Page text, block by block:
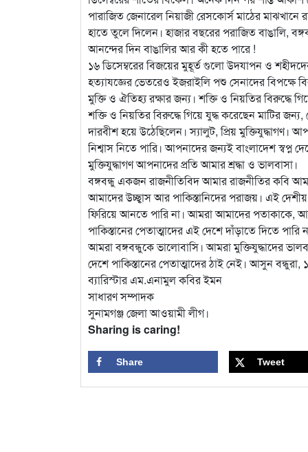
পারাজিত জেনারেল নিয়াজী রেসকোর্স মাঠের
হাতে তুলে দিলেন। হাজার বছরের পরাজিত বাঙালি,
আনন্দের দিন বাঙালির আর কী হতে পারে !
১৬ ডিসেম্বরের বিজয়ের মুহূর্ত গুলো উদযাপন ও
হত্যাযজ্ঞের ভেতরেও ইজরাইলি পশু সেনাদের বিপক্ষে
মুক্তি ও ঐতিহ্য রক্ষার জন্য। শক্তি ও নিয়তির বিরুদ্ধে
শক্তি ও নিয়তির বিরুদ্ধে গিয়ে যুদ্ধ করেছেন মাটির
দারবীশ হয়ে উঠেছিলেন। স্যালুট, প্রিয়
নিশ্বাস নিতে পারি। আপনাদের জন্যই বাংলাদেশ স্বপ্ন
মুক্তিযুদ্ধাগণ আপনাদের প্রতি আমার শ্রদ্ধা ও ভালবাসা।
বঙ্গবন্ধু একজন রাজনীতিবিদ আমার রাজনীতির কবি
আমাদের উচ্ছ্বাস আর পাকিস্তানিদের পরাজয়। এই
ফিরিয়ে আনতে পারি না। আমরা আমাদের পতাকাকে,
পাকিস্তানের পেতাত্মাদের এই দেশে দাঁড়াতে দিতে
আমরা বঙ্গবন্ধুকে ভালোবাসি। আমরা মুক্তিযুদ্ধাদের
দেশে পাকিস্তানের পেতাত্মাদের ঠাই নেই। আসুন
ব্যারিস্টার এম.এনামুল কবির ইমন
সাধারণ সম্পাদক
সুনামগঞ্জ জেলা আওয়ামী লীগ।
Sharing is caring!
Share Tweet